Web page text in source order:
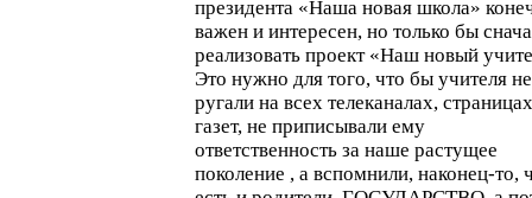
президента «Наша новая школа»
важен и интересен, но только бы
реализовать проект «Наш новый
Это нужно для того, что бы учителя не
ругали на всех телеканалах, страницах
газет, не приписывали ему
ответственность за наше растущее
поколение , а вспомнили, наконец-то,